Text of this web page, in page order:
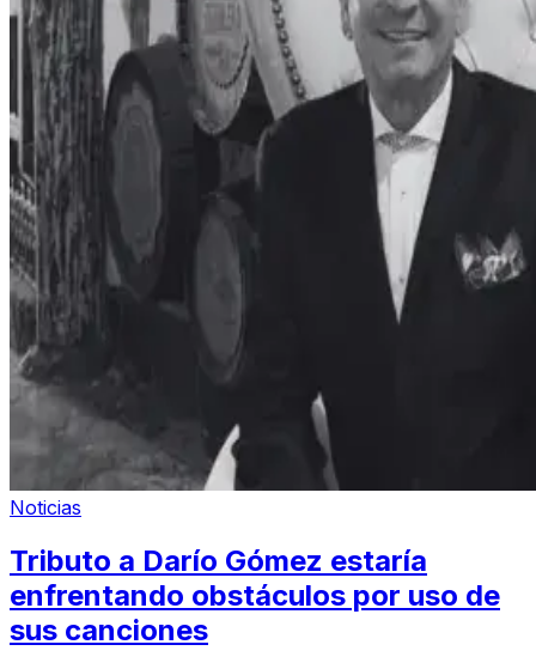
Noticias
Tributo a Darío Gómez estaría
enfrentando obstáculos por uso de
sus canciones